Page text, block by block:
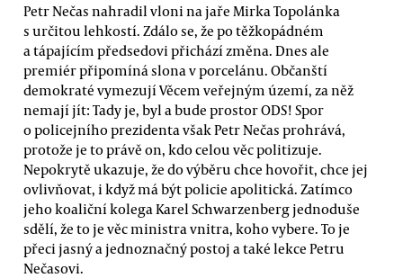
Petr Nečas nahradil vloni na jaře Mirka Topolánka
s určitou lehkostí. Zdálo se, že po těžkopádném
a tápajícím předsedovi přichází změna. Dnes ale
premiér připomíná slona v porcelánu. Občanští
demokraté vymezují Věcem veřejným území, za něž
nemají jít: Tady je, byl a bude prostor ODS! Spor
o policejního prezidenta však Petr Nečas prohrává,
protože je to právě on, kdo celou věc politizuje.
Nepokrytě ukazuje, že do výběru chce hovořit, chce jej
ovlivňovat, i když má být policie apolitická. Zatímco
jeho koaliční kolega Karel Schwarzenberg jednoduše
sdělí, že to je věc ministra vnitra, koho vybere. To je
přeci jasný a jednoznačný postoj a také lekce Petru
Nečasovi.